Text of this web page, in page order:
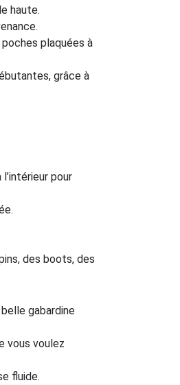
haute.
plaquées à
grâce à
pour
des boots, des
gabardine
vous voulez
fluide.